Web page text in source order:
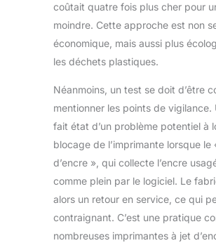
coûtait quatre fois plus cher pour
moindre. Cette approche est non
économique, mais aussi plus
les déchets plastiques.
Néanmoins, un test se doit d’être
mentionner les points de vigilance.
fait état d’un problème potentiel à
blocage de l’imprimante lorsque le
d’encre », qui collecte l’encre
comme plein par le logiciel. Le
alors un retour en service, ce qui
contraignant. C’est une pratique
nombreuses imprimantes à jet